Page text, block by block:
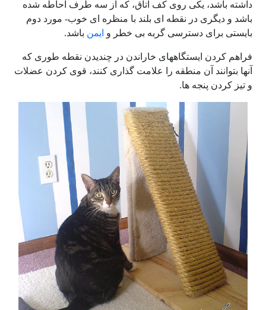
داشته باشد، یکی روی کف اتاق، که از سه طرف احاطه شده
باشد و دیگری در نقطه ای بلند با منظره ای خوب- مورد دوم
بایستی برای دسترسی گربه بی خطر و ایمن باشد.
فراهم کردن ایستگاههای خاراندن در چندیدن نقطه طوری که
آنها بتوانند آن منطقه را علامت گذاری کنند، قوی کردن عضلات
و تیز کردن پنجه ها.